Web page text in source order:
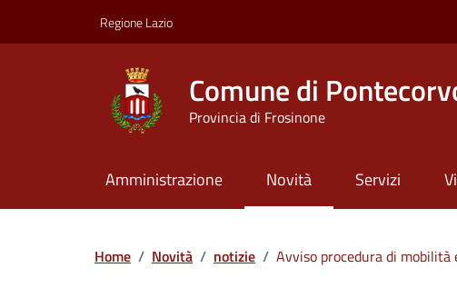
Regione Lazio
Comune di
Provincia di Frosinone
Amministrazione Novità Servizi
Home / Novità / notizie / Avviso procedura di